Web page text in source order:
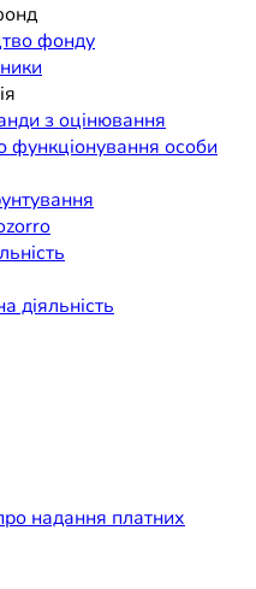
фонду
з оцінювання
функціонування особи
діяльність
надання платних